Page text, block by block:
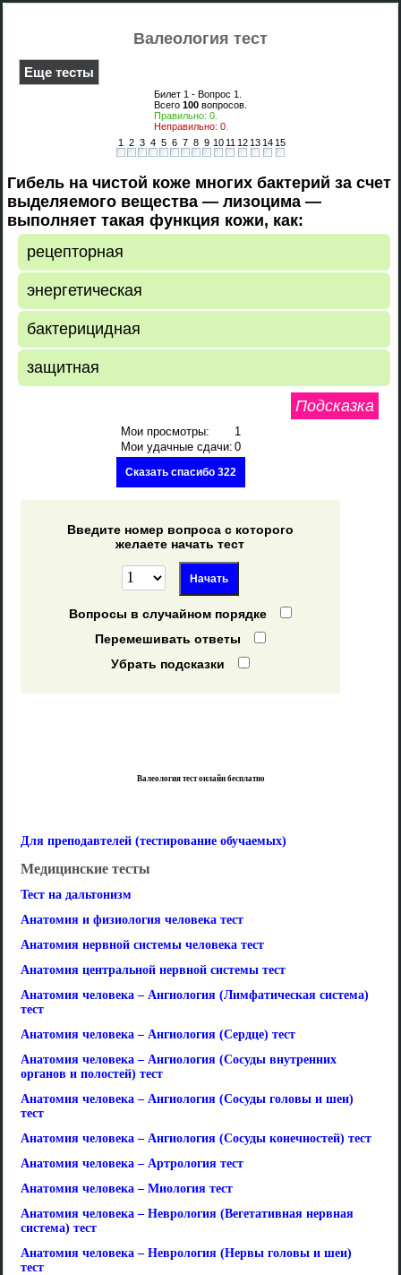
Валеология тест
Еще тесты
Билет 1 - Вопрос 1
Всего 100 вопросов.
Правильно: 0
Неправильно: 0
1
2 3 4 5 6 7 8 9 10 11 12 13 14 15
Гибель на чистой коже многих бактерий за счет
выделяемого вещества — лизоцима —
выполняет такая функция кожи, как:
рецепторная
энергетическая
бактерицидная
защитная
Подсказка
Мои просмотры:
1
Мои удачные сдачи: 0
Сказать спасибо 322
Введите номер вопроса с которого
желаете начать тест
Вопросы в случайном порядке
Перемешивать ответы
Убрать подсказки
Валеология тест онлайн бесплатно
Для преподавтелей (тестирование обучаемых)
Медицинские тесты
Тест на дальтонизм
Анатомия и физиология человека тест
Анатомия нервной системы человека тест
Анатомия центральной нервной системы тест
Анатомия человека – Ангиология (Лимфатическая система)
тест
Анатомия человека – Ангиология (Сердце) тест
Анатомия человека – Ангиология (Сосуды внутренних
органов и полостей) тест
Анатомия человека – Ангиология (Сосуды головы и шеи)
тест
Анатомия человека – Ангиология (Сосуды конечностей) тест
Анатомия человека – Артрология тест
Анатомия человека – Миология тест
Анатомия человека – Неврология (Вегетативная нервная
система) тест
Анатомия человека – Неврология (Нервы головы и шеи)
тест